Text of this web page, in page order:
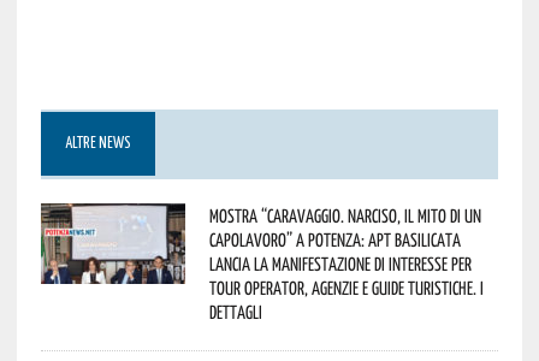
ALTRE NEWS
Mostra “Caravaggio. Narciso, il mito di un
capolavoro” a Potenza: APT Basilicata
lancia la manifestazione di interesse per
Tour Operator, Agenzie e Guide Turistiche. I
dettagli